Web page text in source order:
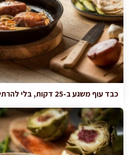
כבד עוף משגע ב-25 דקות, בלי להרתיח ובלי להתייבש